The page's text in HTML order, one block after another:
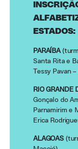
ESTADOS:
PARAÍBA
Santa Rita e
Tessy Pavan
RIO GRANDE
Gonçalo do
Parnamirim e
Erica
ALAGOAS